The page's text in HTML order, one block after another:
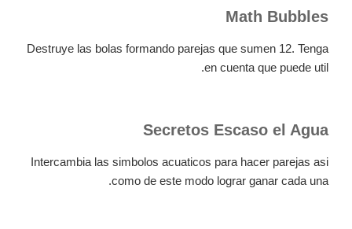
Math Bubbles
Destruye las bolas formando parejas que sumen 12. Tenga
en cuenta que puede util.
Secretos Escaso el Agua
Intercambia las simbolos acuaticos para hacer parejas asi
como de este modo lograr ganar cada una.